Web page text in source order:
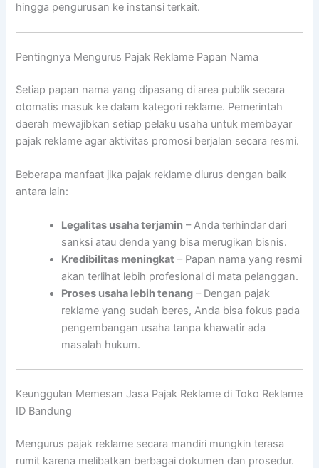
hingga pengurusan ke instansi terkait.
Pentingnya Mengurus Pajak Reklame Papan Nama
Setiap papan nama yang dipasang di area publik secara
otomatis masuk ke dalam kategori reklame. Pemerintah
daerah mewajibkan setiap pelaku usaha untuk membayar
pajak reklame agar aktivitas promosi berjalan secara resmi.
Beberapa manfaat jika pajak reklame diurus dengan baik
antara lain:
Legalitas usaha terjamin – Anda terhindar dari
sanksi atau denda yang bisa merugikan bisnis.
Kredibilitas meningkat – Papan nama yang resmi
akan terlihat lebih profesional di mata pelanggan.
Proses usaha lebih tenang – Dengan pajak
reklame yang sudah beres, Anda bisa fokus pada
pengembangan usaha tanpa khawatir ada
masalah hukum.
Keunggulan Memesan Jasa Pajak Reklame di Toko Reklame
ID Bandung
Mengurus pajak reklame secara mandiri mungkin terasa
rumit karena melibatkan berbagai dokumen dan prosedur.